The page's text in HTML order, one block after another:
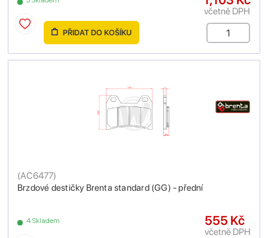
včetně DPH
PŘIDAT DO KOŠÍKU
Brzdové destičky Brenta standard (GG) - přední
(AC6477)
4 Skladem 555 Kč
včetně DPH